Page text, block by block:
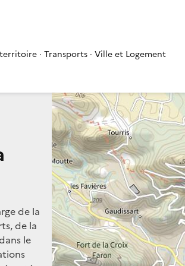
· Transports · Ville et Logement
de la
de la
le